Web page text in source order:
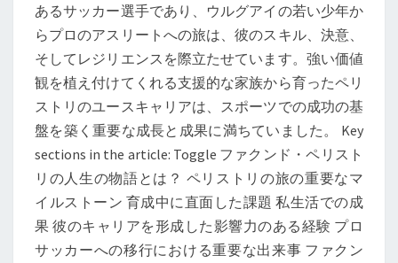
リ：
人
生
の
物
語、
家
族
の
背
景、
あるサッカー選手であり、ウルグアイの若い少年か
らプロのアスリートへの旅は、彼のスキル、決意、
そしてレジリエンスを際立たせています。強い価値
観を植え付けてくれる支援的な家族から育ったペリ
ストリのユースキャリアは、スポーツでの成功の基
盤を築く重要な成長と成果に満ちていました。 Key
sections in the article: Toggle ファクンド・ペリスト
リの人生の物語とは？ ペリストリの旅の重要なマ
イルストーン 育成中に直面した課題 私生活での成
果 彼のキャリアを形成した影響力のある経験 プロ
サッカーへの移行における重要な出来事 ファクン